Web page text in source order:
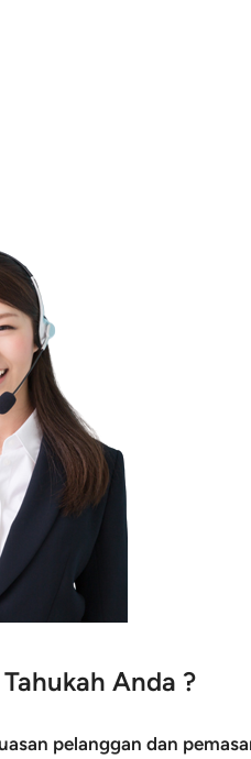
Tahukah Anda ?
pelanggan dan